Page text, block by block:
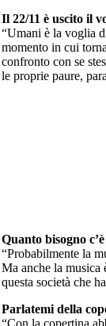
Il 22/11 è uscito il
“Umani è la voglia
momento in cui
confronto con se
le proprie paure,
Quanto bisogno
“Probabilmente la
Ma anche la musica
questa società che
Parlatemi della